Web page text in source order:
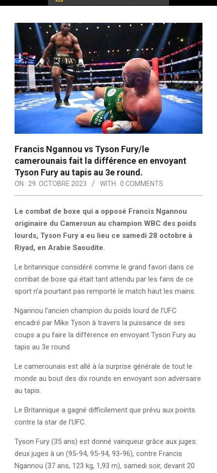
Francis Ngannou vs Tyson Fury/le
camerounais fait la différence en envoyant
Tyson Fury au tapis au 3e round.
ON: 29. OCTOBRE 2023 WITH: 0 COMMENTS
Le combat de boxe qui a opposé Francis Ngannou
originaire du Cameroun au champion WBC des poids
lourds, Tyson Fury a eu lieu ce samedi 28 octobre à
Riyad, en Arabie Saoudite.
Le britannique considéré comme le grand favori dans ce
combat de boxe qui était tant attendu par les fans de ce
sport n’a pourtant pas remporté le match haut les mains.
Ngannou l’ancien champion du poids lourd de l’UFC
encadré par Mike Tyson à travers la puissance de ses
coups a pu faire la différence en envoyant Tyson Fury au
tapis au 3e round.
Le camerounais est allé à la surprise générale de tout le
monde au bout des dix rounds en envoyant son adversaire
au tapis.
Le Britannique a gagné difficilement que prévu aux points
contre la star de l’UFC.
Tyson Fury (35 ans) est donné vainqueur grâce aux juges:
deux juges à un (95-94, 95-94, 93-96), contre Francis
Ngannou (37 ans, 123 kg, 1,93 m), samedi soir, devant 20